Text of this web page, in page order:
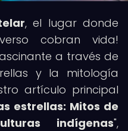
, el lugar donde
cobran vida!
a través de
y la mitología
artículo principal
estrellas: Mitos de
indígenas",